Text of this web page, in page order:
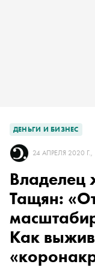
ДЕНЬГИ И БИЗНЕС
24 АПРЕЛЯ 2020 Г.,
Владелец
Тащян:
Как